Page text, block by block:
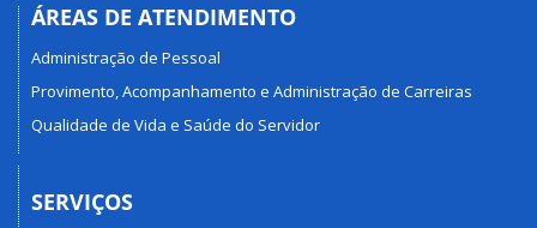
ÁREAS DE ATENDIMENTO
Administração de Pessoal
Provimento, Acompanhamento e Administração de Carreiras
Qualidade de Vida e Saúde do Servidor
SERVIÇOS